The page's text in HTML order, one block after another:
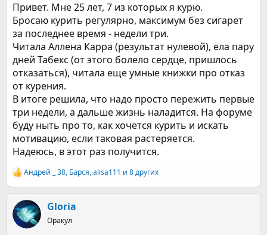
Привет. Мне 25 лет, 7 из которых я курю.
Бросаю курить регулярно, максимум без сигарет
за последнее время - недели три.
Читала Аллена Карра (результат нулевой), ела пару
дней Табекс (от этого болело сердце, пришлось
отказаться), читала еще умные книжки про отказ
от курения.
В итоге решила, что надо просто пережить первые
три недели, а дальше жизнь наладится. На форуме
буду ныть про то, как хочется курить и искать
мотивацию, если таковая растеряется.
Надеюсь, в этот раз получится.
Р
е
к
ц
и
Андрей _ 38, Барся,alisa111 и 8 других
Gloria
Оракул